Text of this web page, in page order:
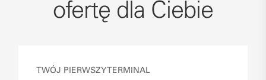
ofertę dla Ciebie
TWÓJ PIERWSZY TERMINAL